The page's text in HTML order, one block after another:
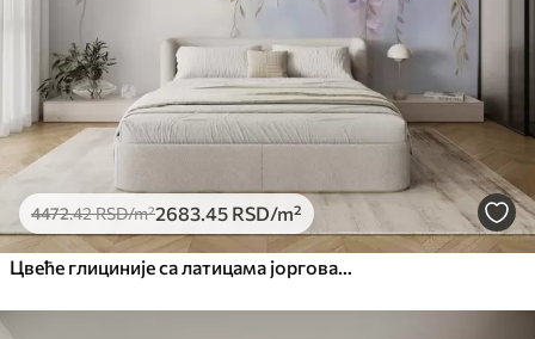
Премиум
6333.333800.00 RSD/m²
Peel and Stick
8166.674900.00RSD/m²
4472.42RSD/m²2683 .45 RSD/m²